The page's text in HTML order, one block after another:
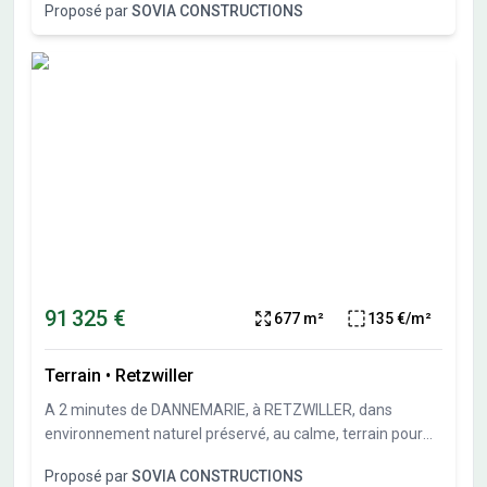
sol possible et garage en sous-sol possible. Travaux de
viabilités démarrés. Terrais vendu viabilisé, libre de
constructeurs et architectes. Vente directe par
Proposé parSOVIA CONSTRUCTIONS
91 325 € 677 m² 135 €/m²
Terrain • Retzwiller
A 2 minutes de DANNEMARIE, à RETZWILLER, dans
environnement naturel préservé, au calme, terrain pour
sol possible et garage en sous-sol possible. Travaux de
Proposé parSOVIA CONSTRUCTIONS